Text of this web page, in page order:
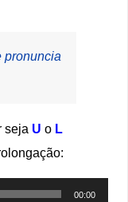
pronuncia
seja U o L
00:00